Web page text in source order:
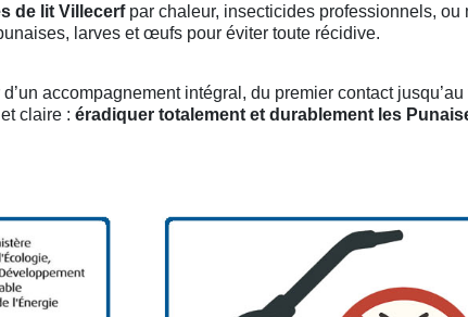
de lit Villecerfpar chaleur, insecticides professionnels, ou
larves et œufs pour éviter toute récidive.
d’un accompagnement intégral, du premier contact
claire : éradiquer totalement et durablement les